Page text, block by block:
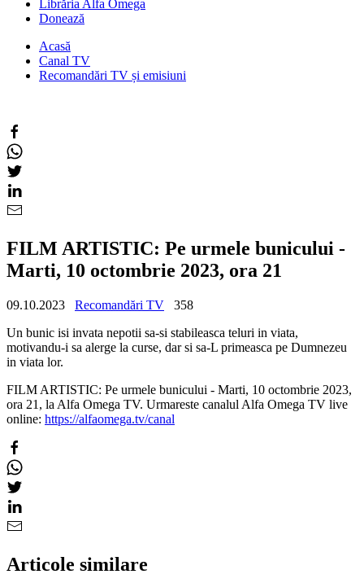
Librăria Alfa Omega
Donează
Acasă
Canal TV
Recomandări TV și emisiuni
FILM ARTISTIC: Pe urmele bunicului -
Marti, 10 octombrie 2023, ora 21
09.10.2023 Recomandări TV
358
Un bunic isi invata nepotii sa-si stabileasca teluri in viata,
motivandu-i sa alerge la curse, dar si sa-L primeasca pe Dumnezeu
in viata lor.
FILM ARTISTIC: Pe urmele bunicului - Marti, 10 octombrie 2023,
ora 21, la Alfa Omega TV. Urmareste canalul Alfa Omega TV live
online: https://alfaomega.tv/canal
Articole similare